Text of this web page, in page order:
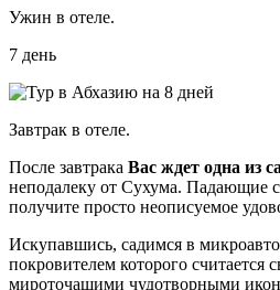
Ужин в отеле.
7 день
Завтрак в отеле.
После завтрака Вас ждет одна из
неподалеку от Сухума. Падающие с
получите просто неописуемое
Искупавшись, садимся в
покровителем которого
мироточащими чудотворными